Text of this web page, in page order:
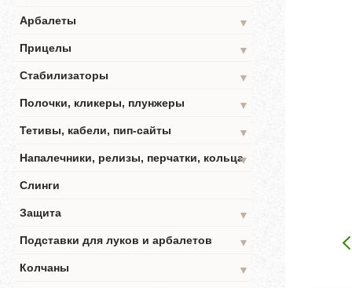
Арбалеты
▼
Прицелы
▼
Стабилизаторы
▼
Полочки, кликеры, плунжеры
▼
Тетивы, кабели, пип-сайты
▼
Напалечники, релизы, перчатки, кольца▼
Слинги
Защита
▼
Подставки для луков и арбалетов
▼
Колчаны
▼